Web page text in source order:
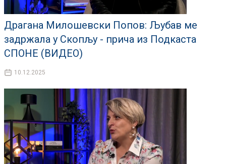
Драгана Милошевски Попов: Љубав ме
задржала у Скопљу - прича из Подкаста
СПОНЕ (ВИДЕО)
10.12.2025